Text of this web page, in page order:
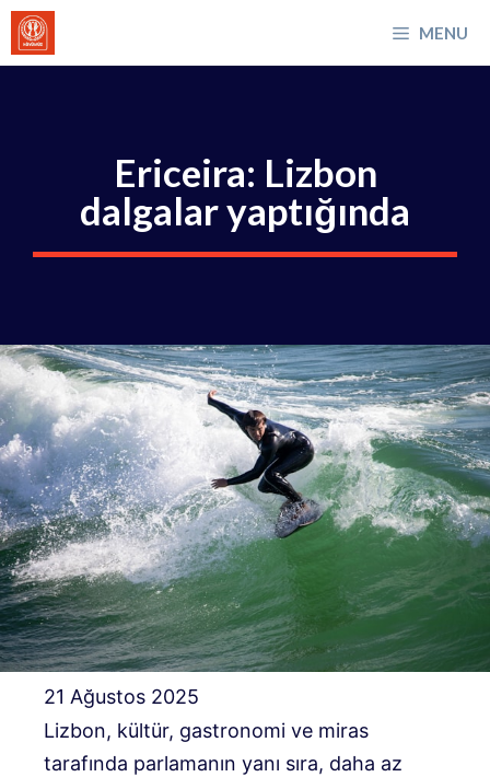
İçeriğe
atla
MENU
Ericeira: Lizbon
dalgalar yaptığında
21 Ağustos 2025
Lizbon, kültür, gastronomi ve miras
tarafında parlamanın yanı sıra, daha az